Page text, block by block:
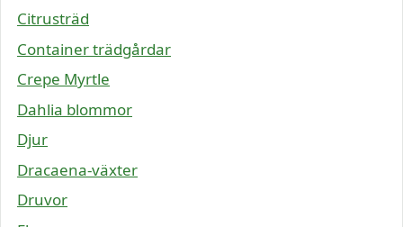
Citrusträd
Container trädgårdar
Crepe Myrtle
Dahlia blommor
Djur
Dracaena-växter
Druvor